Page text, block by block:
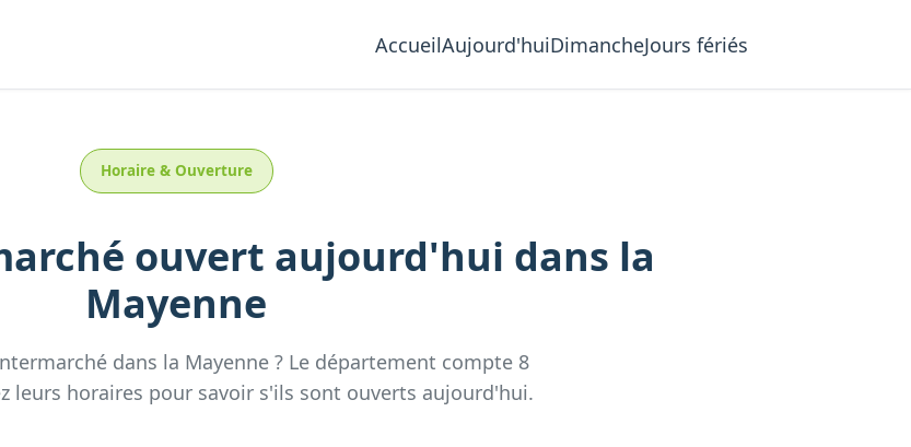
AccueilAujourd'huiDimancheJours fériés
Horaire & Ouverture
ouvert aujourd'hui dans la
Mayenne
dans la Mayenne? Le département compte 8
leurs horaires pour savoir s'ils sont ouverts aujourd'hui.